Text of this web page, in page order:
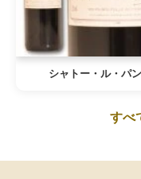
シャトー・ル・パン
すべ